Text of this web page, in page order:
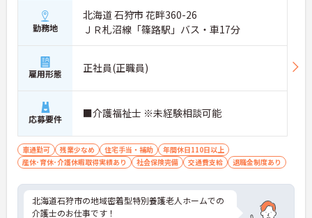
勤務地
北海道 石狩市 花畔360-26
ＪＲ札沼線「篠路駅」バス・車17分
雇用形態 正社員(正職員)
応募要件 ■介護福祉士 ※未経験相談可能
車通勤可 残業少なめ 住宅手当・補助
年間休日110日以上
産休･育休･介護休暇取得実績あり
社会保険完備 交通費支給 退職金制度あり
北海道石狩市の地域密着型特別養護老人ホームでの
介護士のお仕事です！